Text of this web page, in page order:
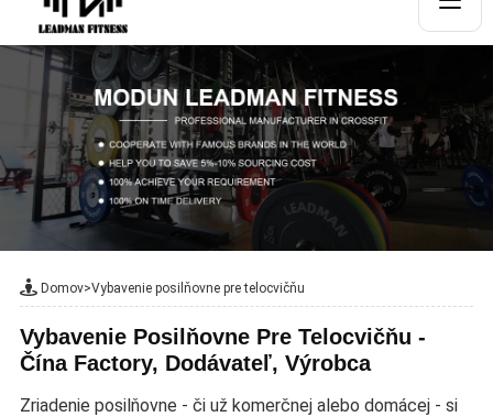
Domov>Vybavenie posilňovne pre telocvičňu
Vybavenie Posilňovne Pre Telocvičňu -
Čína Factory, Dodávateľ, Výrobca
Zriadenie posilňovne - či už komerčnej alebo domácej - si